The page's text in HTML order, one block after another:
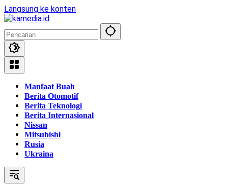
Langsung ke konten
Manfaat Buah
Berita Otomotif
Berita Teknologi
Berita Internasional
Nissan
Mitsubishi
Rusia
Ukraina